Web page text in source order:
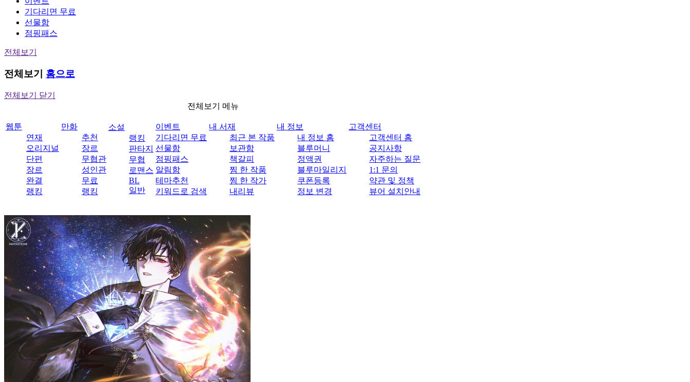
기다리면 무료
선물함
점핑패스
전체보기
전체보기 홈으로
전체보기 닫기
전체보기 메뉴
웹툰
연재
오리지널
단편
장르
완결
랭킹
만화
추천
장르
무협관
성인관
무료
랭킹
소설
랭킹
판타지
무협
로맨스
BL
일반
이벤트
기다리면 무료
선물함
점핑패스
알림함
테마추천
키워드로 검색
내 서재
최근 본 작품
보관함
책갈피
찜 한 작품
찜 한 작가
내리뷰
내 정보
내 정보 홈
블루머니
정액권
블루마일리지
쿠폰등록
정보 변경
고객센터
고객센터 홈
공지사항
자주하는 질문
1:1 문의
약관 및 정책
뷰어 설치안내